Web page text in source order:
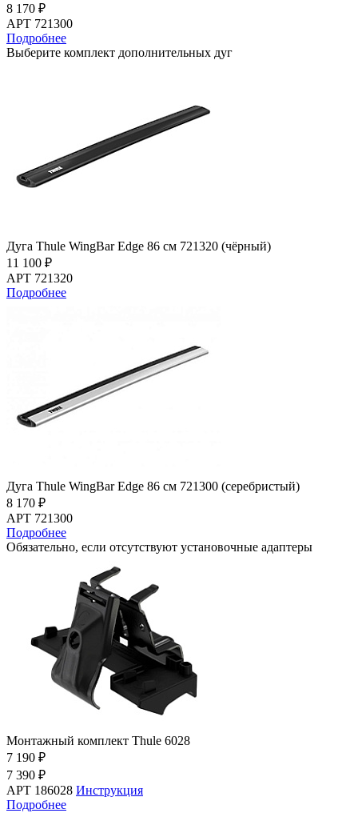
8 170 ₽
АРТ 721300
Подробнее
Выберите комплект дополнительных дуг
Дуга Thule WingBar Edge 86 см 721320 (чёрный)
11 100 ₽
АРТ 721320
Подробнее
Дуга Thule WingBar Edge 86 см 721300 (серебристый)
8 170 ₽
АРТ 721300
Подробнее
Обязательно, если отсутствуют установочные адаптеры
Монтажный комплект Thule 6028
7 190 ₽
7 390 ₽
АРТ 186028 Инструкция
Подробнее